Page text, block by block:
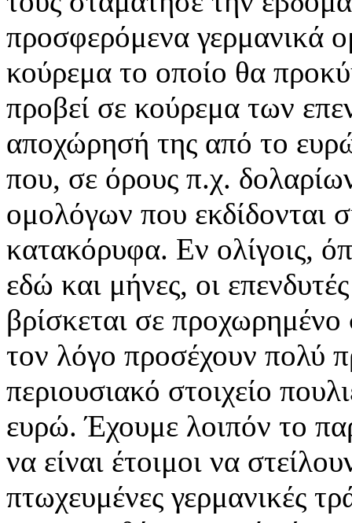
προσφερόμενα γερμανικά
κούρεμα το οποίο θα
προβεί σε κούρεμα των
αποχώρησή της από το
που, σε όρους π.χ.
ομολόγων που εκδίδονται
κατακόρυφα. Εν ολίγοις,
εδώ και μήνες, οι
βρίσκεται σε
τον λόγο προσέχουν πολύ
περιουσιακό στοιχείο
ευρώ. Έχουμε λοιπόν το
να είναι έτοιμοι να
πτωχευμένες γερμανικές